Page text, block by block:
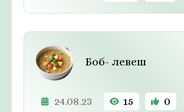
Боб- левеш
24.08.23 15 0